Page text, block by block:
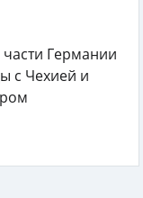
Германии
с Чехией и